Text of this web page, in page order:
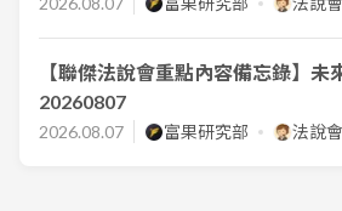
【聯傑法說會重點內容備忘錄】未
20260807
2026.08.07 富果研究部 法說